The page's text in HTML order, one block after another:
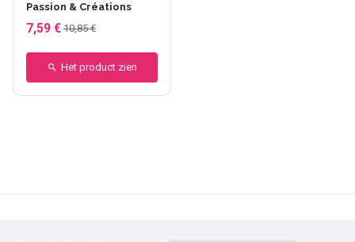
Passion & Créations
7,59 € 10,85 €
Het product zien